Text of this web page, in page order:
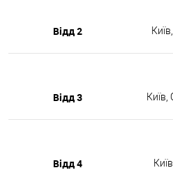
Відд 2
Відд 3
Відд 4